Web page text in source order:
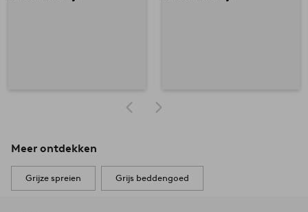
Meer ontdekken
Grijze spreien Grijs beddengoed